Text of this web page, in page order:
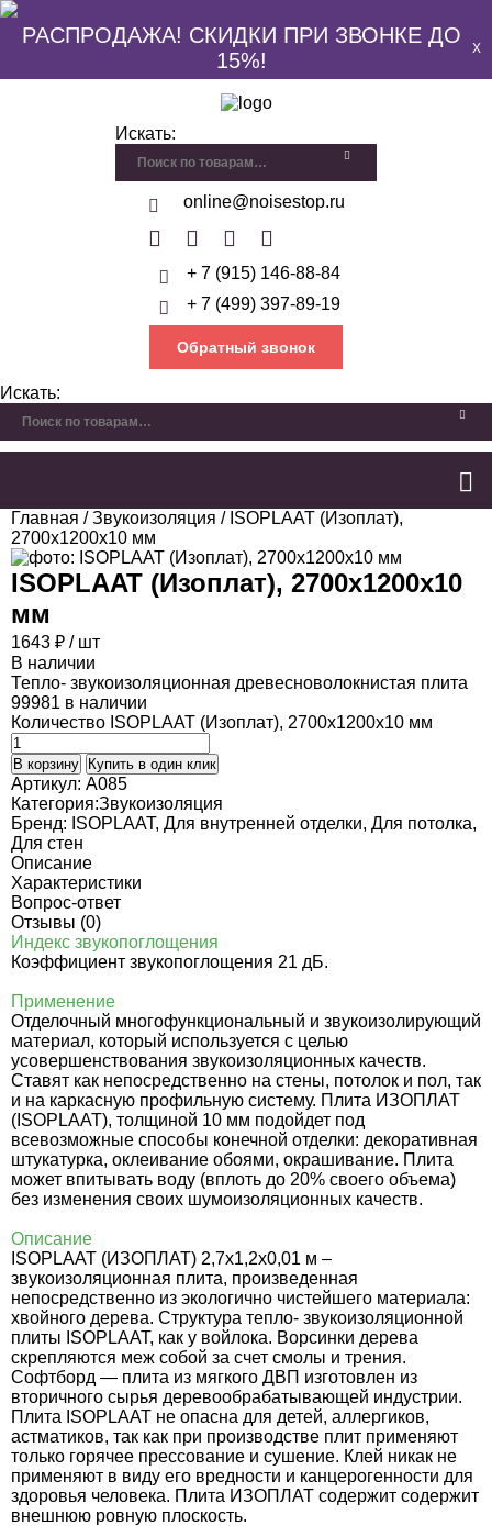
РАСПРОДАЖА! СКИДКИ ПРИ ЗВОНКЕ ДО
15%!
X
Искать:
online@noisestop.ru
+ 7 (915) 146-88-84
+ 7 (499) 397-89-19
Обратный звонок
Искать:
Главная /Звукоизоляция / ISOPLAAT (Изоплат),
2700х1200х10 мм
ISOPLAAT (Изоплат), 2700х1200х10
мм
1643 ₽ / шт
В наличии
Тепло- звукоизоляционная древесноволокнистая плита
99981 в наличии
Количество ISOPLAAT (Изоплат), 2700х1200х10 мм
В корзину Купить в один клик
Артикул: A085
Категория:Звукоизоляция
Бренд: ISOPLAAT, Для внутренней отделки, Для потолка,
Для стен
Описание
Характеристики
Вопрос-ответ
Отзывы (0)
Индекс звукопоглощения
Коэффициент звукопоглощения 21 дБ.
Применение
Отделочный многофункциональный и звукоизолирующий
материал, который используется с целью
усовершенствования звукоизоляционных качеств.
Ставят как непосредственно на стены, потолок и пол, так
и на каркасную профильную систему. Плита ИЗОПЛАТ
( ISOPLAAT), толщиной 10 мм подойдет под
всевозможные способы конечной отделки: декоративная
штукатурка, оклеивание обоями, окрашивание. Плита
может впитывать воду (вплоть до 20% своего объема)
без изменения своих шумоизоляционных качеств.
Описание
ISOPLAAT (ИЗОПЛАТ) 2,7х1,2х0,01 м –
звукоизоляционная плита, произведенная
непосредственно из экологично чистейшего материала:
хвойного дерева. Структура тепло- звукоизоляционной
плиты ISOPLAAT, как у войлока. Ворсинки дерева
скрепляются меж собой за счет смолы и трения.
Софтборд — плита из мягкого ДВП изготовлен из
вторичного сырья деревообрабатывающей индустрии.
Плита ISOPLAAT не опасна для детей, аллергиков,
астматиков, так как при производстве плит применяют
только горячее прессование и сушение. Клей никак не
применяют в виду его вредности и канцерогенности для
здоровья человека. Плита ИЗОПЛАТ содержит содержит
внешнюю ровную плоскость.